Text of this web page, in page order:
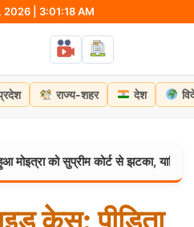
2026 | 3:01:19 AM
राज्य-शहर देश
सुप्रीम कोर्ट से झटका, याचिका खारिज